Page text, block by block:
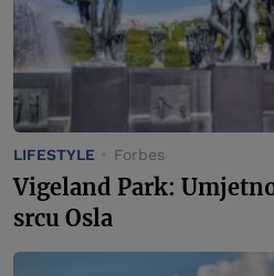
LIFESTYLE Forbes
Vigeland Park:
srcu Osla